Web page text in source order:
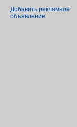
Добавить рекламное
объявление